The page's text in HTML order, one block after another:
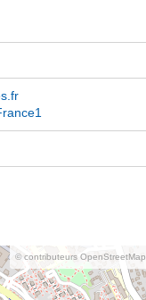
© contributeurs OpenStreetMap